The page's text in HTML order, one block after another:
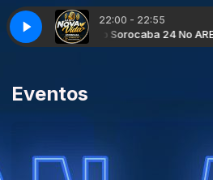
22:00 - 22:55
nova Vida web Sorocaba 24 No AR
Eventos